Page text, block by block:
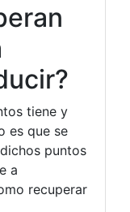
tiene y
es que se
puntos
a
recuperar